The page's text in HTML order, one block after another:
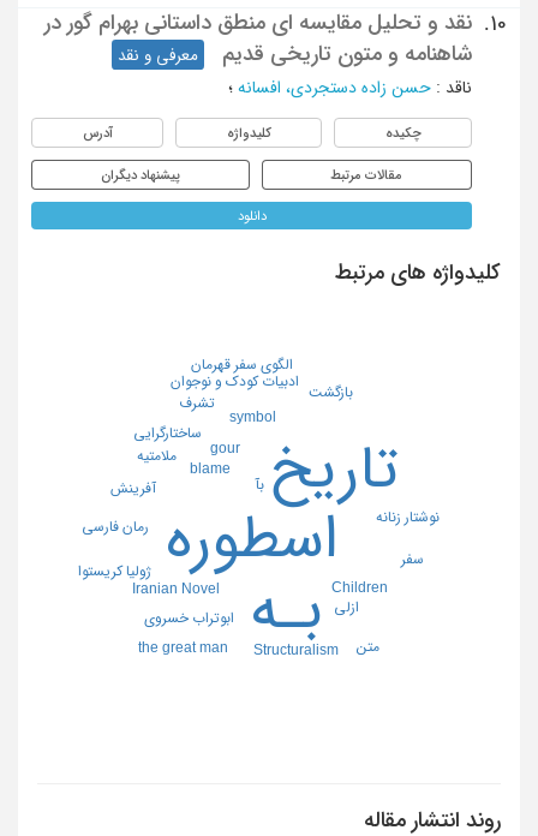
10.
نقد و تحلیل مقایسه ای منطق داستانی بهرام گور در
شاهنامه و متون تاریخی قدیم
معرفی و نقد
ناقد : حسن زاده دستجردی، افسانه ؛
چکیده کلیدواژه آدرس
مقالات مرتبط پیشنهاد دیگران
دانلود
کلیدواژه های مرتبط
اسطوره
بـه
تاریخ blame
Children
gour
Iranian Novel
Structuralism
symbol
the great man
ابوتراب خسروی
ادبیات کودک و نوجوان
رمان فارسی
ساختارگرایی
ملامتیه
نوشتار زنانه
آفرینش
ازلی
الگوی سفر قهرمان
بآ
بازگشت
تشرف
ژولیا کریستوا
سفر
متن
روند انتشار مقاله